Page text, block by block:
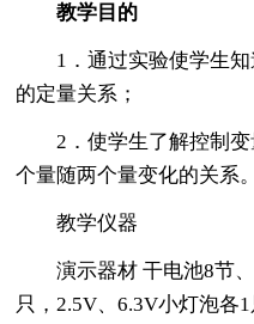
教学目的
1．通过实验使学生
的定量关系；
2．使学生了解控制
个量随两个量变化的关系。
教学仪器
演示器材 干电池8节
只，2.5V、6.3V小灯泡各